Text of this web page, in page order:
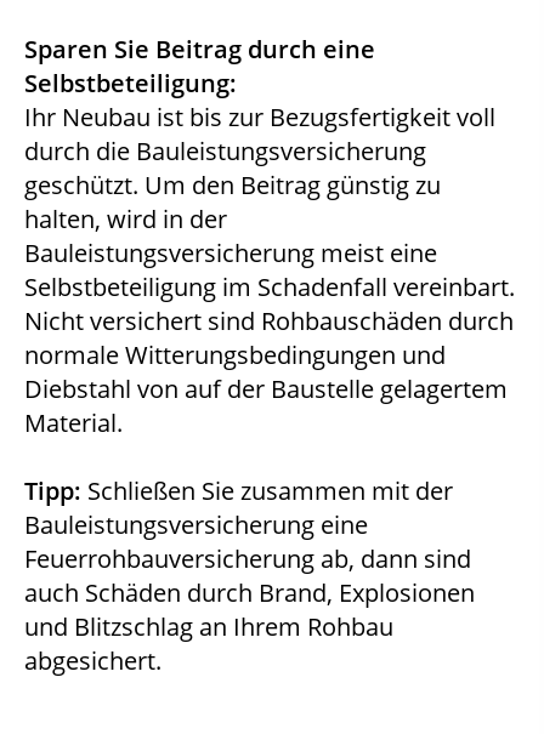
Sparen Sie Beitrag durch eine
Selbstbeteiligung:
Ihr Neubau ist bis zur Bezugsfertigkeit voll
durch die Bauleistungsversicherung
geschützt. Um den Beitrag günstig zu
halten, wird in der
Bauleistungsversicherung meist eine
Selbstbeteiligung im Schadenfall vereinbart.
Nicht versichert sind Rohbauschäden durch
normale Witterungsbedingungen und
Diebstahl von auf der Baustelle gelagertem
Material.
Tipp: Schließen Sie zusammen mit der
Bauleistungsversicherung eine
Feuerrohbauversicherung ab, dann sind
auch Schäden durch Brand, Explosionen
und Blitzschlag an Ihrem Rohbau
abgesichert.